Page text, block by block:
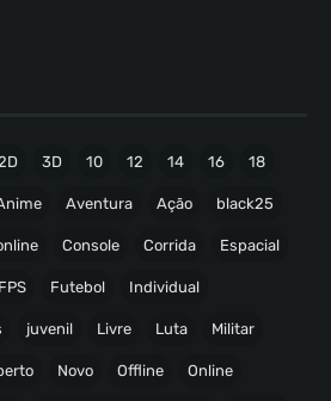
3D 10 12 14 16 18
Aventura Ação black25
Console Corrida Espacial
FPS Futebol Individual
juvenil Livre Luta Militar
Novo Offline Online